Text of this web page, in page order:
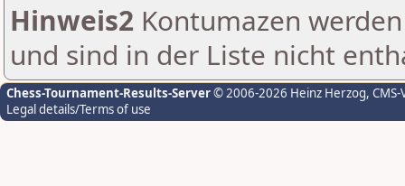
Hinweis2 Kontumazen
und sind in der Liste nicht
Chess-Tournament-Results-Server© 2006-2026 Heinz Herzog,
Legal details/Terms of use